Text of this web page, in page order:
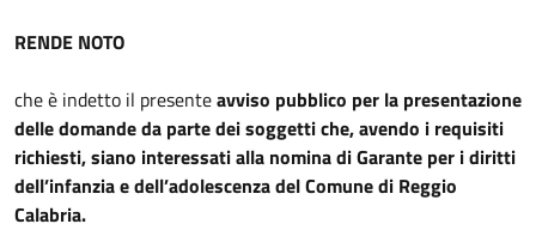
RENDE NOTO
che è indetto il presenteavviso pubblico per la presentazione
delle domande da parte dei soggetti che, avendo i requisiti
richiesti, siano interessati alla nomina di Garante per i diritti
dell’infanzia e dell’adolescenza del Comune di Reggio
Calabria.